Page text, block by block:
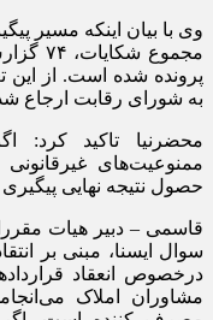
وی با بیان اینکه مسیر
به شورای رقابت ارجاع
محضرنیا تاکید کرد:
ممنوعیت‌های
حصول نتیجه نهایی
قاسمی – دبیر هیات
سوال ایسنا، مبنی بر
درخصوص انعقاد
مشاوران املاک